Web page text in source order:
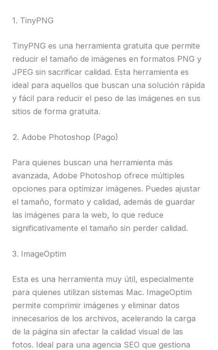
1. TinyPNG
TinyPNG es una herramienta gratuita que permite
reducir el tamaño de imágenes en formatos PNG y
JPEG sin sacrificar calidad. Esta herramienta es
ideal para aquellos que buscan una solución rápida
y fácil para reducir el peso de las imágenes en sus
sitios de forma gratuita.
2. Adobe Photoshop (Pago)
Para quienes buscan una herramienta más
avanzada, Adobe Photoshop ofrece múltiples
opciones para optimizar imágenes. Puedes ajustar
el tamaño, formato y calidad, además de guardar
las imágenes para la web, lo que reduce
significativamente el tamaño sin perder calidad.
3. ImageOptim
Esta es una herramienta muy útil, especialmente
para quienes utilizan sistemas Mac. ImageOptim
permite comprimir imágenes y eliminar datos
innecesarios de los archivos, acelerando la carga
de la página sin afectar la calidad visual de las
fotos. Ideal para una agencia SEO que gestiona